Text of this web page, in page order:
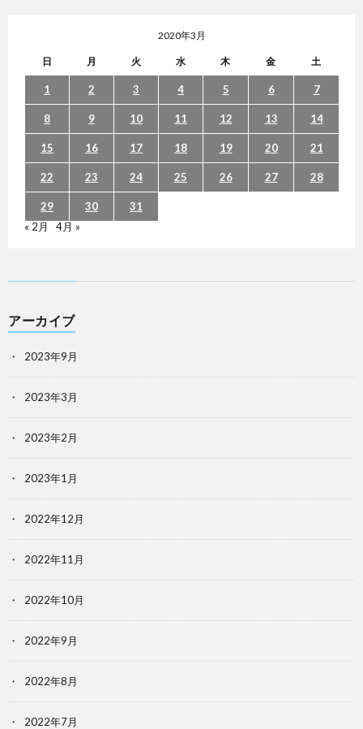
2020年3月
日 月 火 水 木 金 土
1 2 3 4 5 6 7
8 9 10 11 12 13 14
15 16 17 18 19 20 21
22 23 24 25 26 27 28
29 30
31
« 2月
4月 »
アーカイブ
2023年9月
2023年3月
2023年2月
2023年1月
2022年12月
2022年11月
2022年10月
2022年9月
2022年8月
2022年7月